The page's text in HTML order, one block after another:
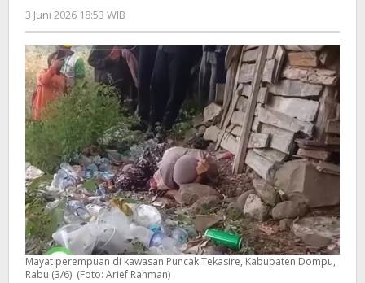
Tekasire
3 Juni 2026 18:53 WIB
Faisal
Mayat perempuan di kawasan Puncak Tekasire, Kabupaten Dompu,
Rabu (3/6). (Foto: Arief Rahman)